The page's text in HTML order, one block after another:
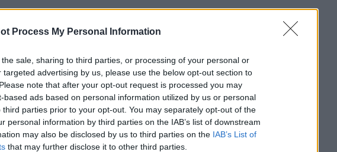
Process My Personal Information
sale, sharing to third parties, or processing of your personal or
advertising by us, please use the below opt-out section to
note that after your opt-out request is processed you may
based ads based on personal information utilized by us or personal
third parties prior to your opt-out. You may separately opt-out of the
personal information by third parties on the IAB’s list of downstream
may also be disclosed by us to third parties on the IAB’s List of
that may further disclose it to other third parties.